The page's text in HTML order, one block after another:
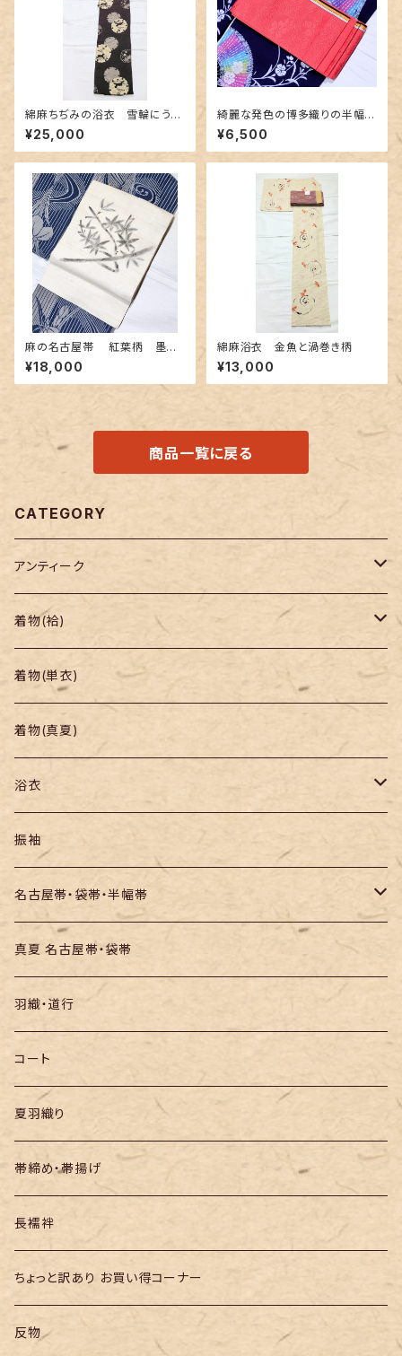
綿麻ちぢみの浴衣 雪輪にうさ
ぎ柄
¥25,000
綺麗な発色の博多織りの半幅
帯 ピンク色
¥6,500
麻の名古屋帯 紅葉柄 墨色
手描き
¥18,000
綿麻浴衣 金魚と渦巻き柄
¥13,000
商品一覧に戻る
CATEGORY
アンティーク
着物
帯
羽織り・道行
着物(袷)
小紋
色無地・江戸小紋
紬
訪問着・付下
お召し
着物(単衣)
着物(真夏)
浴衣
セオα・ポリ
木綿・綿麻
絞りの浴衣
振袖
名古屋帯・袋帯・半幅帯
名古屋帯
袋帯
半幅帯
真夏 名古屋帯・袋帯
羽織・道行
コート
夏羽織り
帯締め・帯揚げ
長襦袢
ちょっと訳あり お買い得コーナー
反物